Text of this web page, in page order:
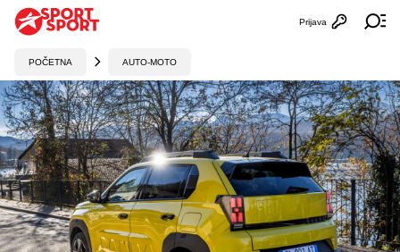
Otvori
Prijava
POČETNA AUTO-MOTO